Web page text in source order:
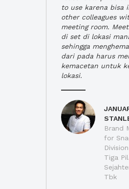
to use karena bisa
other colleagues
meeting room.
di set di lokasi
sehingga
dari pada harus
kemacetan untuk
lokasi.
Brand
for
Tiga
Tbk